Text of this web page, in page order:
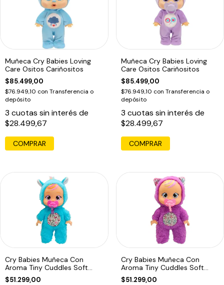
Muñeca Cry Babies Loving
Care Ositos Cariñositos
$85.499,00
$76.949,10 con Transferencia o
depósito
3 cuotas sin interés de
$28.499,67
Muñeca Cry Babies Loving
Care Ositos Cariñositos
$85.499,00
$76.949,10 con Transferencia o
depósito
3 cuotas sin interés de
$28.499,67
Cry Babies Muñeca Con
Aroma Tiny Cuddles Soft
Scents
$51.299,00
Cry Babies Muñeca Con
Aroma Tiny Cuddles Soft
Scents
$51.299,00